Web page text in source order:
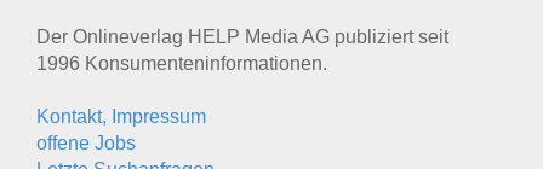
Der Onlineverlag HELP Media AG publiziert seit
1996 Konsumenten­informationen.
Kontakt, Impressum
offene Jobs